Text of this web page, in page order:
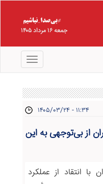
جمعه ۱۶ مرداد ۱۴۰۵
منو
۱۴۰۵/۰۳/۲۴ - ۱۱:۳۴
از بی‌توجهی به این
انتقاد از عملکرد